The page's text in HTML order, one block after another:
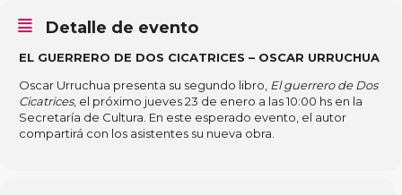
Detalle de evento
EL GUERRERO DE DOS CICATRICES – OSCAR URRUCHUA
Oscar Urruchua presenta su segundo libro, El guerrero de Dos
Cicatrices, el próximo jueves 23 de enero a las 10:00 hs en la
Secretaría de Cultura. En este esperado evento, el autor
compartirá con los asistentes su nueva obra.